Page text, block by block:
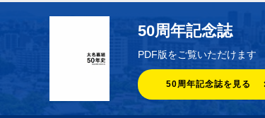
50周年記念誌
PDF版をご覧いただけます
50周年記念誌を見る